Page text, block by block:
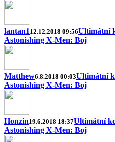
lantan1 12.12.2018 09:56Ultimátní
Astonishing X-Men: Boj
Matthew6.8.2018 00:03Ultimátní
Astonishing X-Men: Boj
Honzin19.6.2018 18:37Ultimátní
Astonishing X-Men: Boj